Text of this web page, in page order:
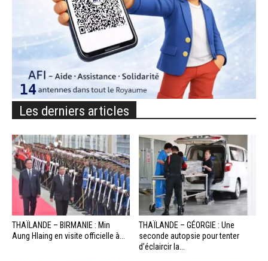
Les derniers articles
THAÏLANDE – BIRMANIE : Min
Aung Hlaing en visite officielle à...
THAÏLANDE – GÉORGIE : Une
seconde autopsie pour tenter
d’éclaircir la...